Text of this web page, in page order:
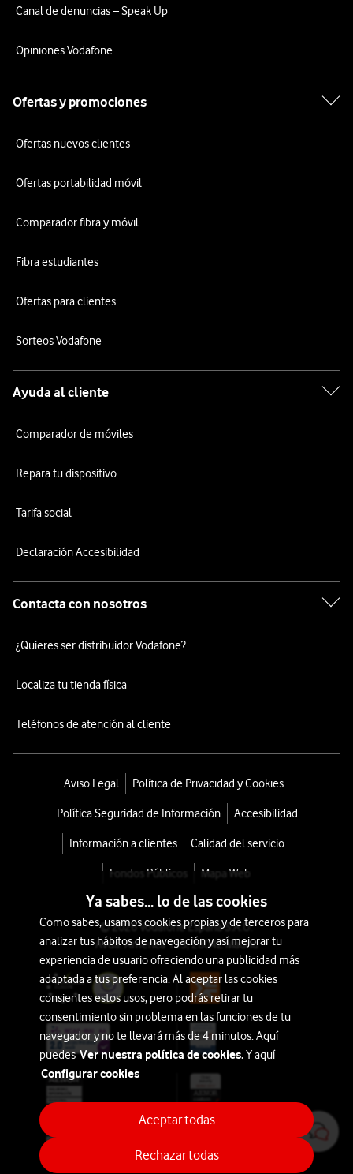
Canal de denuncias – Speak Up
Opiniones Vodafone
Ofertas y promociones
Ofertas nuevos clientes
Ofertas portabilidad móvil
Comparador fibra y móvil
Fibra estudiantes
Ofertas para clientes
Sorteos Vodafone
Ayuda al cliente
Comparador de móviles
Repara tu dispositivo
Tarifa social
Declaración Accesibilidad
Contacta con nosotros
¿Quieres ser distribuidor Vodafone?
Localiza tu tienda física
Teléfonos de atención al cliente
Aviso Legal Política de Privacidad y Cookies
Política Seguridad de Información Accesibilidad
Información a clientes Calidad del servicio
Fondos Públicos Mapa Web
© 2026 Vodafone España S.A.U.
Avda. América 115, 28042 Madrid
Ya sabes... lo de las cookies
Como sabes, usamos cookies propias y de terceros para
analizar tus hábitos de navegación y así mejorar tu
experiencia de usuario ofreciendo una publicidad más
adaptada a tus preferencia. Al aceptar las cookies
consientes estos usos, pero podrás retirar tu
consentimiento sin problema en las funciones de tu
navegador y no te llevará más de 4 minutos. Aquí
puedesVer nuestra política de cookies.Y aquí
Configurar cookies
Rechazar todas
Aceptar todas